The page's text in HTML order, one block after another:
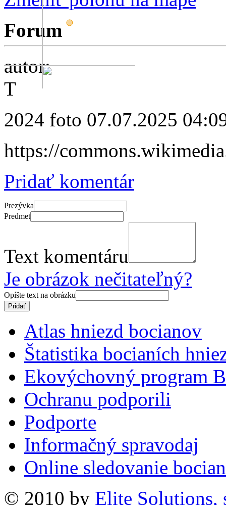
Forum
autor:
T
2024 foto 07.07.2025
https://
Pridať komentár
Prezývka
Predmet
Text komentáru
Je obrázok nečitateľný?
Opíšte text na obrázku
Atlas hniezd bocianov
Štatistika bocianích
Ekovýchovný program
Ochranu podporili
Podporte
Informačný spravodaj
Online sledovanie
© 2010 by Elite Solutions,